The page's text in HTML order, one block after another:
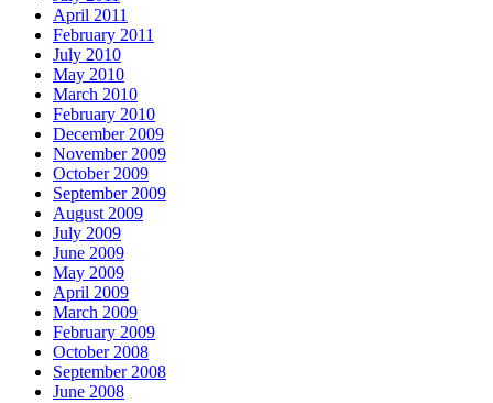
April 2011
February 2011
July 2010
May 2010
March 2010
February 2010
December 2009
November 2009
October 2009
September 2009
August 2009
July 2009
June 2009
May 2009
April 2009
March 2009
February 2009
October 2008
September 2008
June 2008